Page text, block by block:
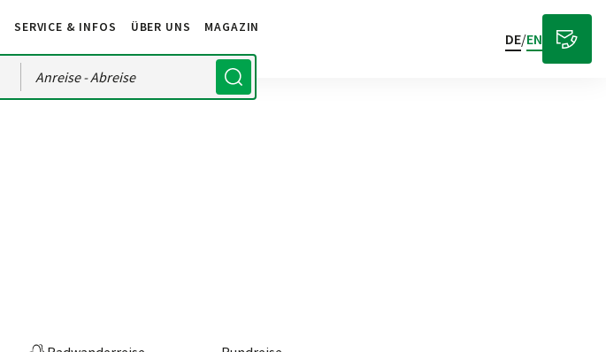
SERVICE & INFOS ÜBER UNS MAGAZIN
Anreise- Abreise
DE/EN